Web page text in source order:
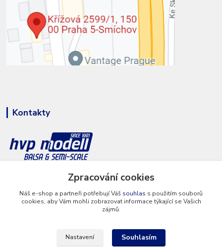
Kontakty
+420 777 286 674
info@hvp-modell.cz
Zpracování cookies
Náš e-shop a partneři potřebují Váš souhlas s použitím souborů
cookies, aby Vám mohli zobrazovat informace týkající se Vašich
zájmů.
Nastavení Souhlasím